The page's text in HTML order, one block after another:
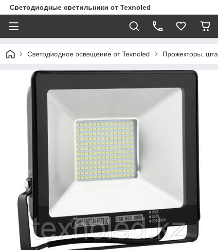
Светодиодные светильники от Texnoled
Светодиодное освещение от Texnoled Прожекторы,